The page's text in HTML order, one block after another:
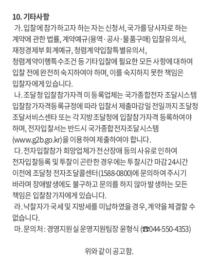
10. 기타사항
가. 입찰에 참가하고자 하는 자는 신청서, 국가를 당사자로 하는
계약에 관한 법률, 계약예규(용역·공사·물품구매) 입찰유의서,
재정경제부 회계예규, 청렴계약입찰특별유의서,
청렴계약이행특수조건 등 기타입찰에 필요한 모든 사항에 대하여
입찰 전에 완전히 숙지하여야 하며, 이를 숙지하지 못한 책임은
입찰자에게 있습니다.
나. 조달청 입찰참가자격 미 등록업체는 국가종합전자 조달시스템
입찰참가자격등록규정에 따라 입찰서 제출마감일 전일까지 조달청
조달서비스센타 또는 각 지방조달청에 입찰참가자격 등록하여야
하며, 전자입찰서는 반드시 국가종합전자조달시스템
(www.g2b.go.kr)을 이용하여 제출하여야 합니다.
다. 전자입찰참가 희망업체가 전산장애 등의 사유로 인하여
전자입찰등록 및 투찰이 곤란한 경우에는 투찰시간 마감 24시간
이전에 조달청 전자조달콜센터(1588-0800)에 문의하여 주시기
바라며 장애발생에도 불구하고 문의를 하지 않아 발생하는 모든
책임은 입찰참가자에게 있습니다.
라. 낙찰자가 국세 및 지방세를 미납하였을 경우, 계약을 체결할 수
없습니다.
마. 문의처 : 경영지원실 운영지원팀장 윤형식 (☎044-550-4353)
위와 같이 공고함.